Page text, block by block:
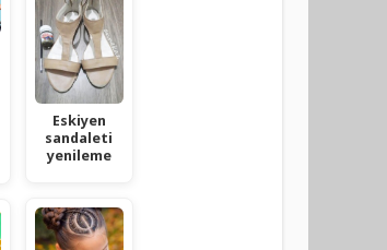
Eskiyen
sandaleti
yenileme